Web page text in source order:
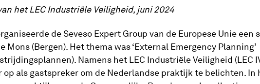
het LEC Industriële Veiligheid, juni 2024
de Seveso Expert Group van de Europese Unie een
Mons (Bergen). Het thema was ‘External Emergency Planning’
Namens het LEC Industriële Veiligheid (LEC
op als gastspreker om de Nederlandse praktijk te belichten. In